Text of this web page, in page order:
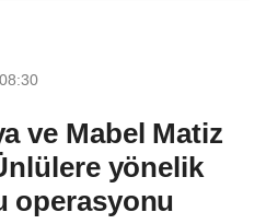
ve Mabel Matiz
yönelik
operasyonu